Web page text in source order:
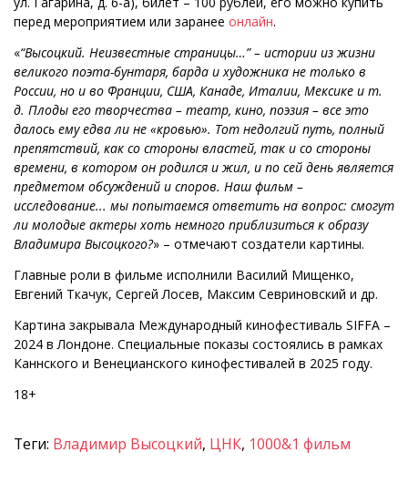
перед мероприятием или заранее онлайн.
«“Высоцкий. Неизвестные страницы…” – истории из жизни
великого поэта-бунтаря, барда и художника не только в
России, но и во Франции, США, Канаде, Италии, Мексике и т.
д. Плоды его творчества – театр, кино, поэзия – все это
далось ему едва ли не «кровью». Тот недолгий путь, полный
препятствий, как со стороны властей, так и со стороны
времени, в котором он родился и жил, и по сей день является
предметом обсуждений и споров. Наш фильм –
исследование... мы попытаемся ответить на вопрос: смогут
ли молодые актеры хоть немного приблизиться к образу
Владимира Высоцкого?» – отмечают создатели картины.
Главные роли в фильме исполнили Василий Мищенко,
Евгений Ткачук, Сергей Лосев, Максим Севриновский и др.
Картина закрывала Международный кинофестиваль SIFFA –
2024 в Лондоне. Специальные показы состоялись в рамках
Каннского и Венецианского кинофестивалей в 2025 году.
18+
Теги: Владимир Высоцкий, ЦНК, 1000&1 фильм